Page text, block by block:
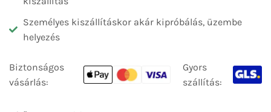
Személyes kiszállításkor akár kipróbálás, üzembe
helyezés
Biztonságos
vásárlás:
Gyors
szállítás: